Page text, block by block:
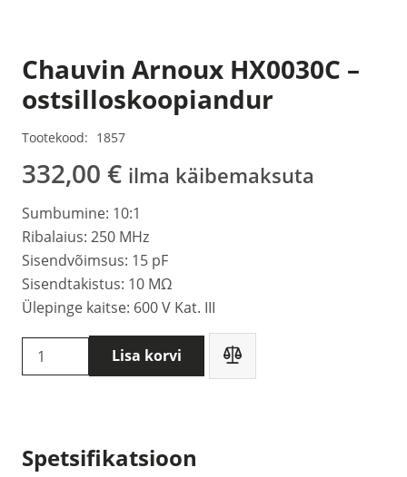
Chauvin Arnoux HX0030C –
ostsilloskoopiandur
Tootekood: 1857
332,00 € ilma käibemaksuta
Sumbumine: 10:1
Ribalaius: 250 MHz
Sisendvõimsus: 15 pF
Sisendtakistus: 10 MΩ
Ülepinge kaitse: 600 V Kat. III
Chauvin
Arnoux
kogus
Lisa korvi
Spetsifikatsioon